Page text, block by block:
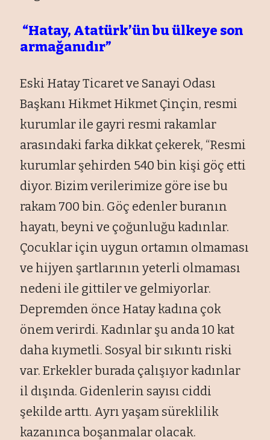
“Hatay, Atatürk’ün bu ülkeye son
armağanıdır”
Eski Hatay Ticaret ve Sanayi Odası
Başkanı Hikmet Hikmet Çinçin, resmi
kurumlar ile gayri resmi rakamlar
arasındaki farka dikkat çekerek, “Resmi
kurumlar şehirden 540 bin kişi göç etti
diyor. Bizim verilerimize göre ise bu
rakam 700 bin. Göç edenler buranın
hayatı, beyni ve çoğunluğu kadınlar.
Çocuklar için uygun ortamın olmaması
ve hijyen şartlarının yeterli olmaması
nedeni ile gittiler ve gelmiyorlar.
Depremden önce Hatay kadına çok
önem verirdi. Kadınlar şu anda 10 kat
daha kıymetli. Sosyal bir sıkıntı riski
var. Erkekler burada çalışıyor kadınlar
il dışında. Gidenlerin sayısı ciddi
şekilde arttı. Ayrı yaşam süreklilik
kazanınca boşanmalar olacak.